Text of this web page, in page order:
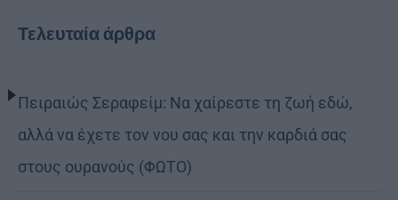
Τελευταία άρθρα
Πειραιώς Σεραφείμ: Να χαίρεστε τη ζωή εδώ,
αλλά να έχετε τον νου σας και την καρδιά σας
στους ουρανούς (ΦΩΤΟ)